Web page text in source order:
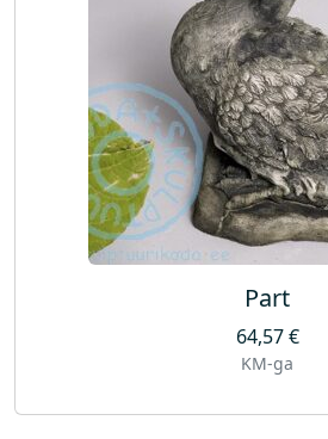
Part
64,57€
KM-ga